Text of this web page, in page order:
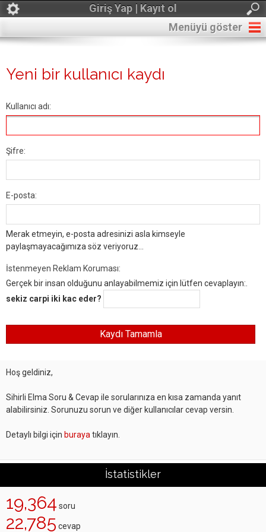
Giriş Yap | Kayıt ol
Menüyü göster
Yeni bir kullanıcı kaydı
Kullanıcı adı:
Şifre:
E-posta:
Merak etmeyin, e-posta adresinizi asla kimseyle
paylaşmayacağımıza söz veriyoruz...
İstenmeyen Reklam Koruması:
Gerçek bir insan olduğunu anlayabilmemiz için lütfen cevaplayın:.
sekiz carpi iki kac eder?
Hoş geldiniz,
Sihirli Elma Soru & Cevap ile sorularınıza en kısa zamanda yanıt
alabilirsiniz. Sorunuzu sorun ve diğer kullanıcılar cevap versin.
Detaylı bilgi için buraya tıklayın.
İstatistikler
19,364 soru
22,785 cevap